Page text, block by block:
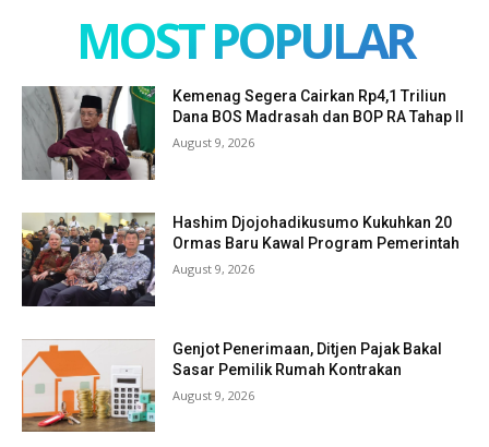
MOST POPULAR
Kemenag Segera Cairkan Rp4,1 Triliun
Dana BOS Madrasah dan BOP RA Tahap II
August 9, 2026
Hashim Djojohadikusumo Kukuhkan 20
Ormas Baru Kawal Program Pemerintah
August 9, 2026
Genjot Penerimaan, Ditjen Pajak Bakal
Sasar Pemilik Rumah Kontrakan
August 9, 2026